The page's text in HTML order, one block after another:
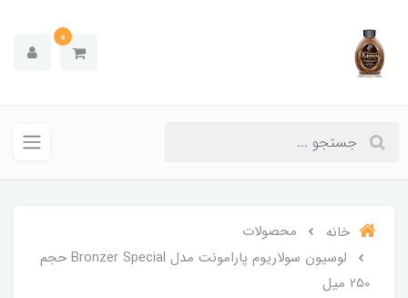
0
خانه
محصولات
لوسیون سولاریوم پارامونت مدل Bronzer Special حجم
250 میل